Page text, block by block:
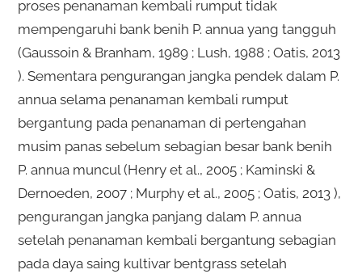
proses penanaman kembali rumput tidak
mempengaruhi bank benih P. annua yang tangguh
(Gaussoin & Branham, 1989 ; Lush, 1988 ; Oatis, 2013
). Sementara pengurangan jangka pendek dalam P.
annua selama penanaman kembali rumput
bergantung pada penanaman di pertengahan
musim panas sebelum sebagian besar bank benih
P. annua muncul (Henry et al., 2005 ; Kaminski &
Dernoeden, 2007 ; Murphy et al., 2005 ; Oatis, 2013 ),
pengurangan jangka panjang dalam P. annua
setelah penanaman kembali bergantung sebagian
pada daya saing kultivar bentgrass setelah